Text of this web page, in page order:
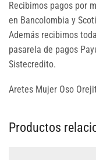
Recibimos pagos por
en Bancolombia y
Además recibimos
pasarela de pagos
Sistecredito.
Aretes Mujer Oso
Productos